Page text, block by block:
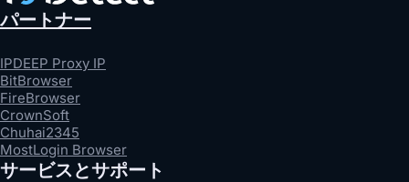
パートナー
IPDEEP Proxy IP
BitBrowser
FireBrowser
CrownSoft
Chuhai2345
MostLogin Browser
サービスとサポート